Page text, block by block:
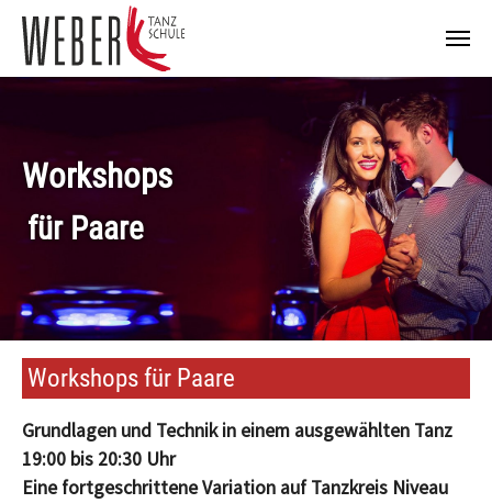
Zum Hauptinhalt springen
Workshops
für Paare
Workshops für Paare
Grundlagen und Technik in einem ausgewählten Tanz
19:00 bis 20:30 Uhr
Eine fortgeschrittene Variation auf Tanzkreis Niveau